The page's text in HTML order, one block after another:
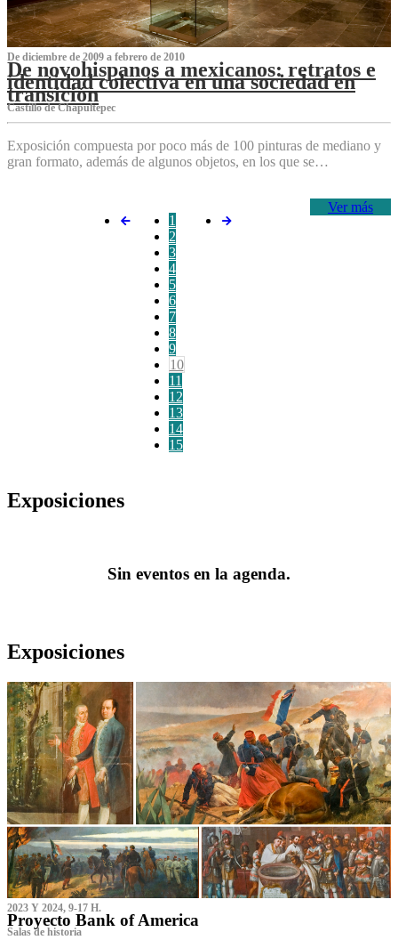
De diciembre de 2009 a febrero de 2010
De novohispanos a mexicanos: retratos e
identidad colectiva en una sociedad en
transición
Castillo de Chapultepec
Exposición compuesta por poco más de 100 pinturas de mediano y
gran formato, además de algunos objetos, en los que se…
Ver más
1
2
3
4
5
6
7
8
9
10
11
12
13
14
15
Exposiciones
Sin eventos en la agenda.
Exposiciones
2023 Y 2024, 9-17 H.
Proyecto Bank of America
S‌alas de historia